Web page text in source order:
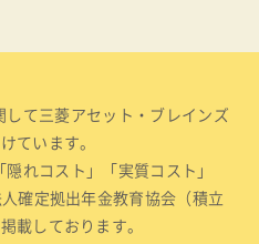
して三菱アセット・ブレインズ
ています。
れコスト」「実質コスト」
確定拠出年金教育協会（積立
載しております。